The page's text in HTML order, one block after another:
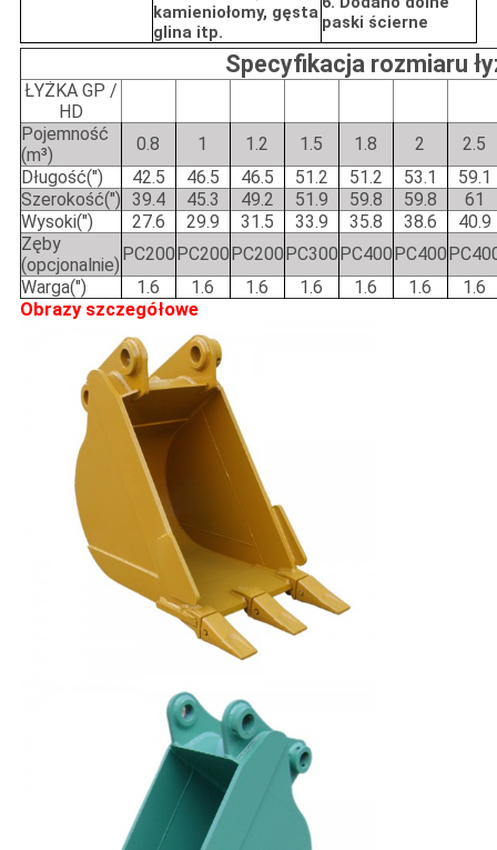
kamieniołomy, gęsta
glina itp.
paski ścierne
Specyfikacja rozmiaru
ŁYŻKA GP /
HD
Pojemność
(m³)
0.8 1 1.2 1.5 1.8 2
2.5
Długość(")
42.5 46.5 46.5 51.2 51.2 53.1
59.1
Szerokość(") 39.4 45.3 49.2 51.9 59.8 59.8
61
Wysoki(")
27.6 29.9 31.5 33.9 35.8 38.6
40.9
Zęby
(opcjonalnie)
PC200 PC200 PC200 PC300 PC400 PC400
Warga(")
1.6 1.6 1.6 1.6 1.6 1.6
1.6
Obrazy szczegółowe